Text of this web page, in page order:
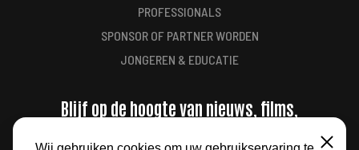
PROFESSIONALS
SPONSOR OF PARTNER WORDEN
JONGEREN & EDUCATIE
Blijf op de hoogte van nieuws, films,